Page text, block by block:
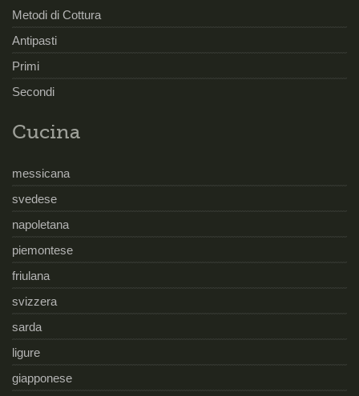
Metodi di Cottura
Antipasti
Primi
Secondi
Cucina
messicana
svedese
napoletana
piemontese
friulana
svizzera
sarda
ligure
giapponese